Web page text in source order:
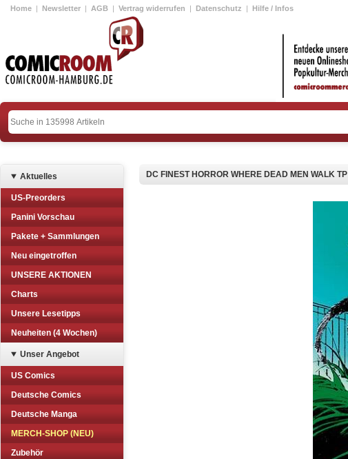
Home | Newsletter | AGB | Vertrag widerrufen | Datenschutz | Hilfe / Infos
Aktuelles
US-Preorders
Panini Vorschau
Pakete + Sammlungen
Neu eingetroffen
UNSERE AKTIONEN
Charts
Unsere Lesetipps
Neuheiten (4 Wochen)
Unser Angebot
US Comics
Deutsche Comics
Deutsche Manga
MERCH-SHOP (NEU)
Zubehör
DC FINEST HORROR WHERE DEAD MEN WALK TP